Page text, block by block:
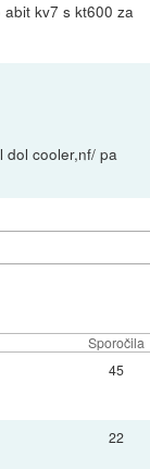
kv7 s kt600 za
dol cooler,nf/ pa
Sporočila
45
22